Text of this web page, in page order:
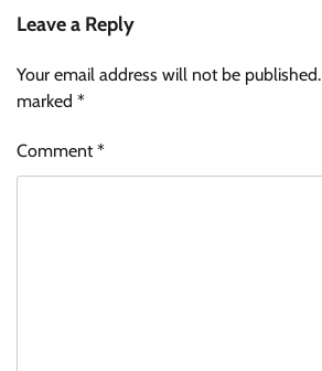
Leave a Reply
Your email address will not be published.
marked *
Comment*